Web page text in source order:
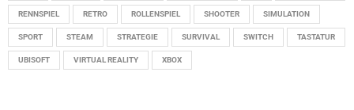
RENNSPIEL RETRO ROLLENSPIEL SHOOTER SIMULATION
SPORT STEAM STRATEGIE SURVIVAL SWITCH TASTATUR
UBISOFT VIRTUAL REALITY XBOX